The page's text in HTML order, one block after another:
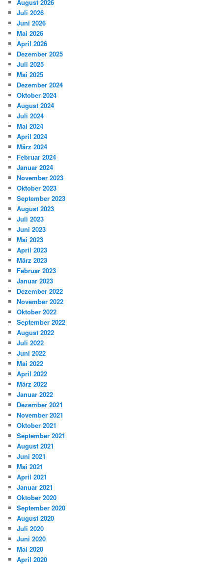
August 2026
Juli 2026
Juni 2026
Mai 2026
April 2026
Dezember 2025
Juli 2025
Mai 2025
Dezember 2024
Oktober 2024
August 2024
Juli 2024
Mai 2024
April 2024
März 2024
Februar 2024
Januar 2024
November 2023
Oktober 2023
September 2023
August 2023
Juli 2023
Juni 2023
Mai 2023
April 2023
März 2023
Februar 2023
Januar 2023
Dezember 2022
November 2022
Oktober 2022
September 2022
August 2022
Juli 2022
Juni 2022
Mai 2022
April 2022
März 2022
Januar 2022
Dezember 2021
November 2021
Oktober 2021
September 2021
August 2021
Juni 2021
Mai 2021
April 2021
Januar 2021
Oktober 2020
September 2020
August 2020
Juli 2020
Juni 2020
Mai 2020
April 2020